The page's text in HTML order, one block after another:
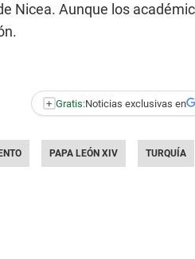
Nicea. Aunque los
+ Gratis:Noticias exclusivas en
PAPA LEÓN XIV TURQUÍA